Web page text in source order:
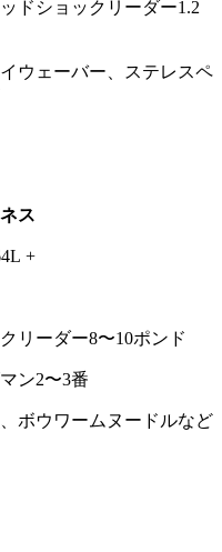
ドショックリーダー1.2
ウェーバー、ステレスペ
ス
+
リーダー8〜10ポンド
ン2〜3番
ボウワームヌードルなど